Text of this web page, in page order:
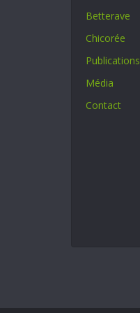
Betterave
Chicorée
Publications
Média
Contact